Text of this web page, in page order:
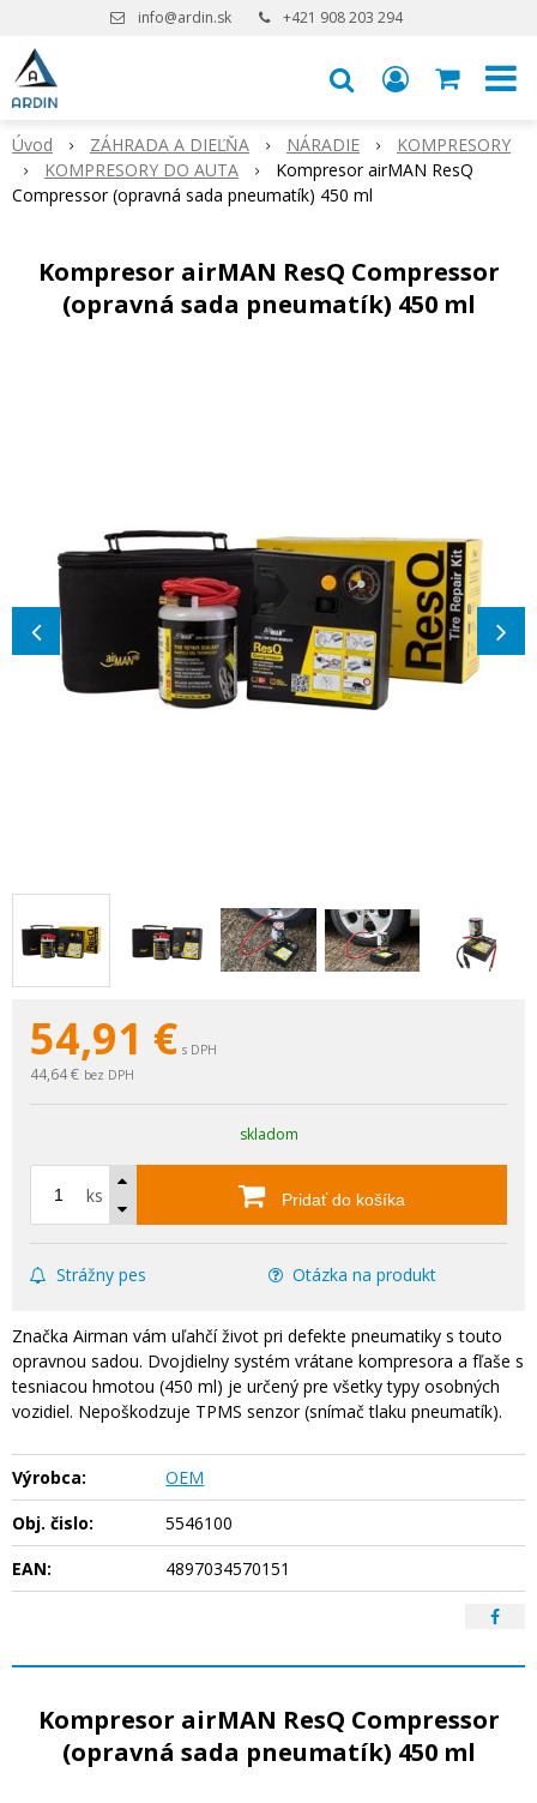
info@ardin.sk +421 908 203 294
Úvod ZÁHRADA A DIEĽŇA NÁRADIE
KOMPRESORY
KOMPRESORY DO AUTA
Kompresor airMAN ResQ
Compressor (opravná sada pneumatík) 450 ml
Kompresor airMAN ResQ Compressor
(opravná sada pneumatík) 450 ml
54,91 € s DPH
44,64 € bez DPH
skladom
ks Pridať do košíka
Strážny pes Otázka na produkt
Značka Airman vám uľahčí život pri defekte pneumatiky s touto
opravnou sadou. Dvojdielny systém vrátane kompresora a fľaše s
tesniacou hmotou (450 ml) je určený pre všetky typy osobných
vozidiel. Nepoškodzuje TPMS senzor (snímač tlaku pneumatík).
Výrobca:
OEM
Obj. čislo:
5546100
EAN:
4897034570151
Kompresor airMAN ResQ Compressor
(opravná sada pneumatík) 450 ml